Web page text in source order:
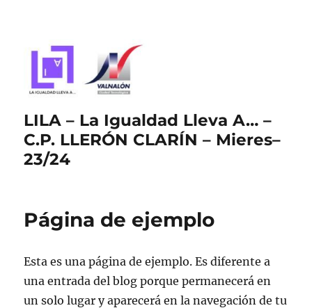
LILA – La Igualdad Lleva A… –
C.P. LLERÓN CLARÍN – Mieres–
23/24
Página de ejemplo
Esta es una página de ejemplo. Es diferente a
una entrada del blog porque permanecerá en
un solo lugar y aparecerá en la navegación de tu